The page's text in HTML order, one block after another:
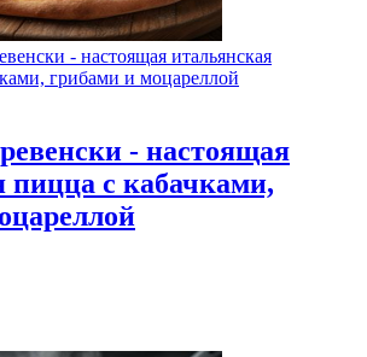
- настоящая итальянская
грибами и моцареллой
- настоящая
пицца с кабачками,